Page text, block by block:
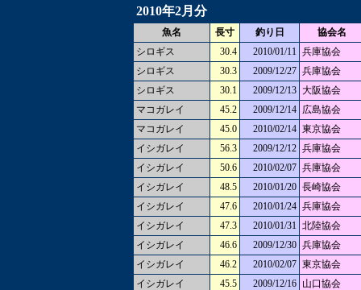
2010年2月分
魚名 長寸 釣り日
協会名
シロギス
30.4 2010/01/11 兵庫協会
シロギス
30.3 2009/12/27 兵庫協会
シロギス
30.1 2009/12/13 大阪協会
マコガレイ
45.2 2009/12/14 広島協会
マコガレイ
45.0 2010/02/14 東京協会
イシガレイ
56.3 2009/12/12 兵庫協会
イシガレイ
50.6 2010/02/07 兵庫協会
イシガレイ
48.5 2010/01/20 長崎協会
イシガレイ
47.6 2010/01/24 兵庫協会
イシガレイ
47.3 2010/01/31 北陸協会
イシガレイ
46.6 2009/12/30 兵庫協会
イシガレイ
46.2 2010/02/07 東京協会
イシガレイ
45.5 2009/12/16 山口協会